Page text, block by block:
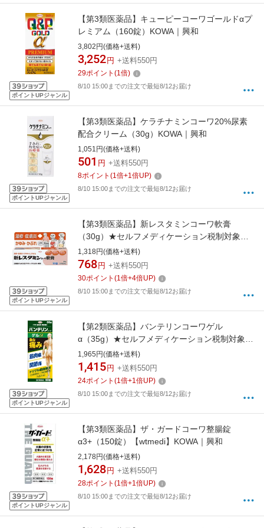
ポイントUPジャンル
【第3類医薬品】キューピーコーワゴールドαプ
レミアム（160錠）KOWA｜興和
3,802円(価格+送料)
3,252 円 +送料550円
29ポイント (1倍)
8/10 15:00までの注文で最短8/12お届け
ポイントUPジャンル
【第3類医薬品】ケラチナミンコーワ20%尿素
配合クリーム（30g）KOWA｜興和
1,051円(価格+送料)
501 円 +送料550円
8ポイント (1倍+1倍UP)
8/10 15:00までの注文で最短8/12お届け
ポイントUPジャンル
【第3類医薬品】新レスタミンコーワ軟膏
（30g）★セルフメディケーション税制対象商
品KOWA｜興和
1,318円(価格+送料)
768 円 +送料550円
30ポイント (1倍+4倍UP)
8/10 15:00までの注文で最短8/12お届け
ポイントUPジャンル
【第2類医薬品】バンテリンコーワゲル
α（35g）★セルフメディケーション税制対象商
品KOWA｜興和
1,965円(価格+送料)
1,415 円 +送料550円
24ポイント (1倍+1倍UP)
8/10 15:00までの注文で最短8/12お届け
ポイントUPジャンル
【第3類医薬品】ザ・ガードコーワ整腸錠
α3+（150錠）【wtmedi】KOWA｜興和
2,178円(価格+送料)
1,628 円 +送料550円
28ポイント (1倍+1倍UP)
8/10 15:00までの注文で最短8/12お届け